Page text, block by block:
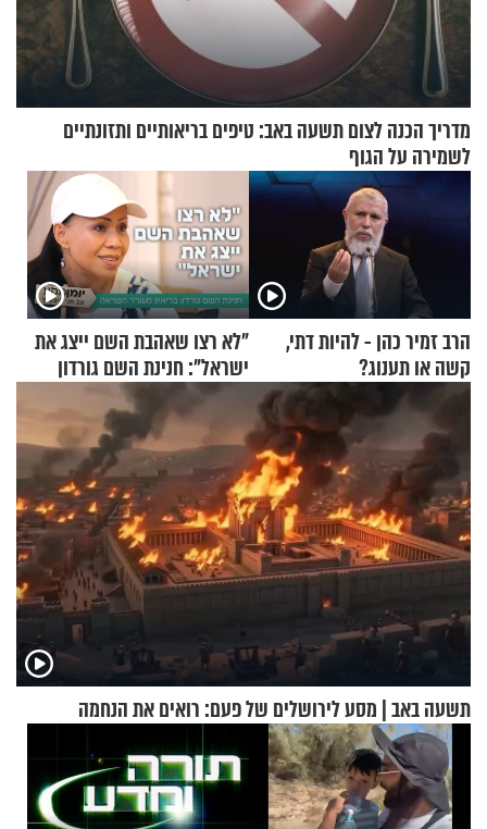
מדריך הכנה לצום תשעה באב: טיפים בריאותיים ותזונתיים
לשמירה על הגוף
הרב זמיר כהן - להיות דתי,
קשה או תענוג?
"לא רצו שאהבת השם ייצג את
ישראל": חנינת השם גורדון
בריאיון מעורר השראה
תשעה באב | מסע לירושלים של פעם: רואים את הנחמה